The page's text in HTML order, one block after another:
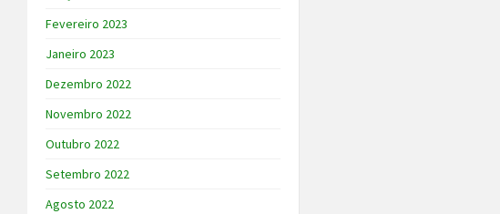
Fevereiro 2023
Janeiro 2023
Dezembro 2022
Novembro 2022
Outubro 2022
Setembro 2022
Agosto 2022